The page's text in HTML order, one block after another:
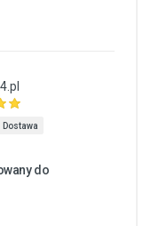
Dostawa
do